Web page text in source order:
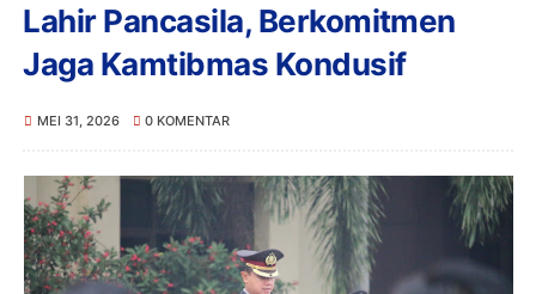
Lahir Pancasila, Berkomitmen
Jaga Kamtibmas Kondusif
MEI 31, 2026 0 KOMENTAR